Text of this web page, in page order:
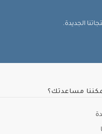
الجديدة.
مساعدتك؟